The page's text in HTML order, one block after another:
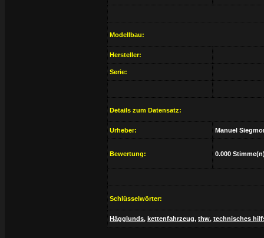
Modellbau:
Hersteller:
Serie:
Details zum Datensatz:
Urheber: Manuel
Bewertung: 0.000
Schlüsselwörter:
Hägglunds, kettenfahrzeug, thw, technisches